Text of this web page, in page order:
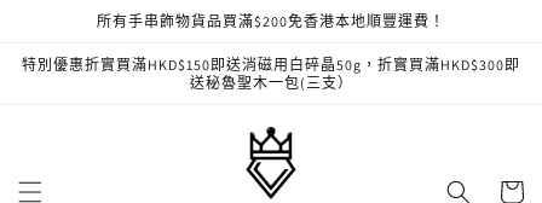
所有手串飾物貨品買滿$200免香港本地順豐運費！
特別優惠折實買滿HKD$150即送消磁用白碎晶50g，折實買滿HKD$300即
送秘魯聖木一包(三支）
物